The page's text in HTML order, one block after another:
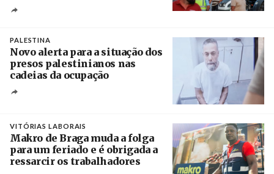
PALESTINA
Novo alerta para a situação dos
presos palestinianos nas
cadeias da ocupação
VITÓRIAS LABORAIS
Makro de Braga muda a folga
para um feriado e é obrigada a
ressarcir os trabalhadores